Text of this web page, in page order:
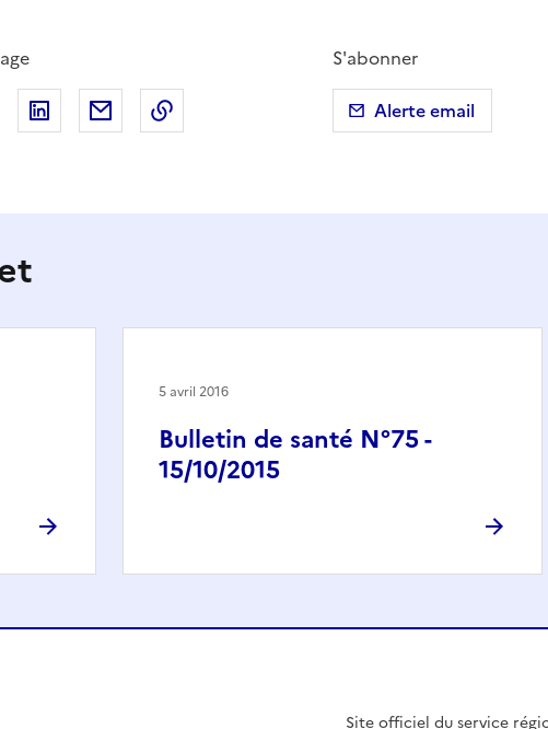
sur Facebook
Partager sur X (anciennement Twitter)
Partager sur LinkedIn
Partager par emailCopier dans le presse-papier
S'abonner
Alerte email
Bulletin de santé N°75 -
15/10/2015
5 avril 2016
Site officiel du service